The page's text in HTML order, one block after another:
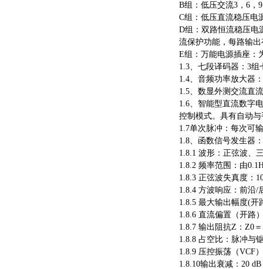
B组：低压交流3，6，
C组：低压直流稳压电
D组：双路恒流稳压电
流保护功能，每路输
E组：万能电源插座：
1.3、七段译码器：3
1.4、音频功率放大器
1.5、数显外测交流直
1.6、智能型直流数字
控制模式。具有自动
1.7单次脉冲：每次可
1.8、函数信号发生器：
1.8.1 波形：正弦波、
1.8.2 频率范围：由
1.8.3 正弦波失真度：
1.8.4 方波响应：前沿/
1.8.5 最大输出幅度(开
1.8.6 直流偏置（开
1.8.7 输出阻抗Z：Z0
1.8.8 占空比：脉冲与
1.8.9 压控振荡（VCF
1.8.10输出衰减：